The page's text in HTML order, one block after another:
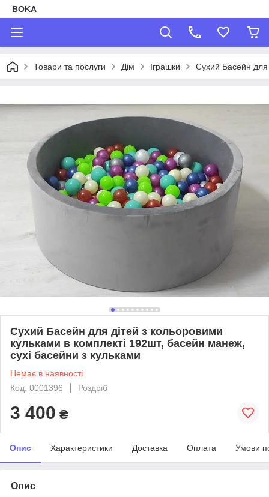
BOKA
Товари та послуги Дім Іграшки Сухий Басейн для
Сухий Басейн для дітей з кольоровими
кульками в комплекті 192шт, басейн манеж,
сухі басейни з кульками
Немає в наявності
Код: 0001396
Роздріб
3 400 ₴
Опис Характеристики Доставка Оплата Умови
Опис